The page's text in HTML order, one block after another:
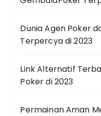
Dunia Agen Poker
Terpercya di 2023
Link Alternatif
Poker di 2023
Permainan Aman